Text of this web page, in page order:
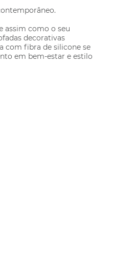
assim como o seu
decorativas
com fibra de silicone se
em bem-estar e estilo